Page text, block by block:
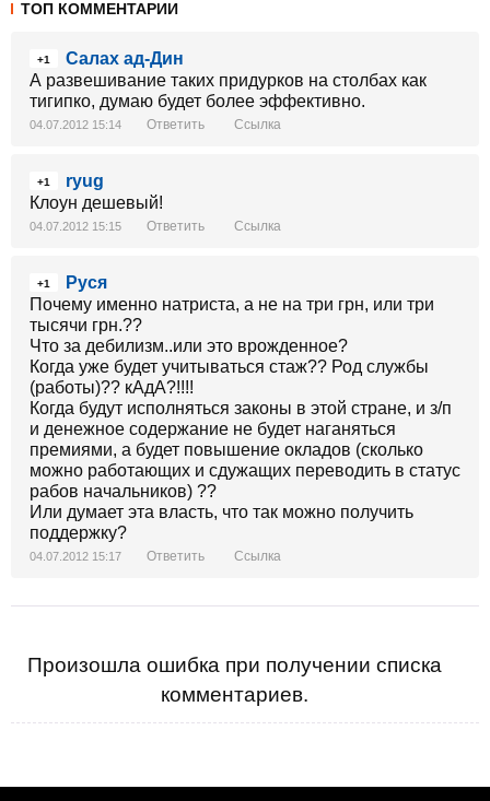
ТОП КОММЕНТАРИИ
+1
Салах ад-Дин
А развешивание таких придурков на столбах как
тигипко, думаю будет более эффективно.
04.07.2012 15:14 Ответить Ссылка
+1
ryug
Клоун дешевый!
04.07.2012 15:15 Ответить Ссылка
+1
Руся
Почему именно натриста, а не на три грн, или три
тысячи грн.??
Что за дебилизм..или это врожденное?
Когда уже будет учитываться стаж?? Род службы
(работы)?? кАдА?!!!!
Когда будут исполняться законы в этой стране, и з/п
и денежное содержание не будет наганяться
премиями, а будет повышение окладов (сколько
можно работающих и сдужащих переводить в статус
рабов начальников) ??
Или думает эта власть, что так можно получить
поддержку?
04.07.2012 15:17 Ответить Ссылка
Произошла ошибка при получении списка
комментариев.